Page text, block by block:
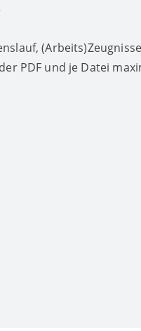
PDF und je Datei